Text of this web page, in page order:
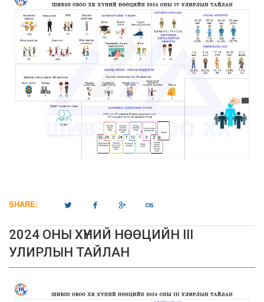
SHARE:
2024 ОНЫ ХҮНИЙ НӨӨЦИЙН III
УЛИРЛЫН ТАЙЛАН